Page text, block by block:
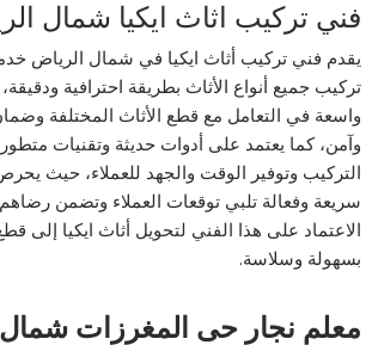
فني تركيب اثاث ايكيا شمال
يقدم فني تركيب أثاث ايكيا في شمال الرياض
تركيب جميع أنواع الأثاث بطريقة احترافية
واسعة في التعامل مع قطع الأثاث المختلفة
وآمن، كما يعتمد على أدوات حديثة وتقنيات
التركيب وتوفير الوقت والجهد للعملاء، حيث
سريعة وفعالة تلبي توقعات العملاء وتضمن رضاهم
الاعتماد على هذا الفني لتحويل أثاث ايكيا إلى
بسهولة وسلاسة.
معلم نجار حى المغرزات